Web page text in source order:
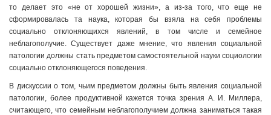
то делает это «не от хорошей жизни», а из-за того, что еще не
сформировалась та наука, которая бы взяла на себя проблемы
социально отклоняющихся явлений, в том числе и семейное
неблагополучие. Существует даже мнение, что явления социальной
патологии должны стать предметом самостоятельной науки социологии
социально отклоняющегося поведения.
В дискуссии о том, чьим предметом должны быть явления социальной
патологии, более продуктивной кажется точка зрения А. И. Миллера,
считающего, что семейным неблагополучием должна заниматься такая